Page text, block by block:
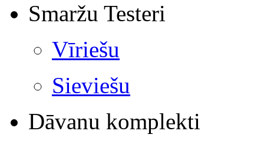
Smaržu Testeri
Vīriešu
Sieviešu
Dāvanu komplekti